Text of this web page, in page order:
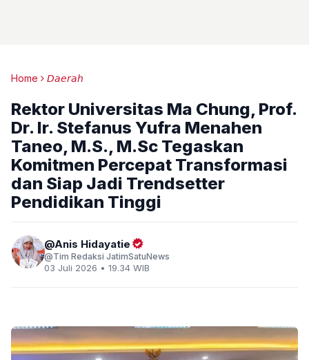
Home 𝘋𝘢𝘦𝘳𝘢𝘩
Rektor Universitas Ma Chung, Prof.
Dr. Ir. Stefanus Yufra Menahen
Taneo, M.S., M.Sc Tegaskan
Komitmen Percepat Transformasi
dan Siap Jadi Trendsetter
Pendidikan Tinggi
Anis Hidayatie
Tim Redaksi JatimSatuNews
03 Juli 2026 • 19.34 WIB